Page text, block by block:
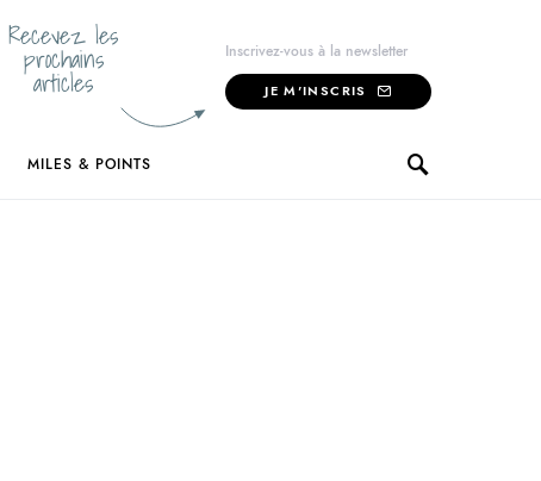
Recevez les
prochains
articles
Inscrivez-vous à la newsletter
JE M'INSCRIS
MILES & POINTS